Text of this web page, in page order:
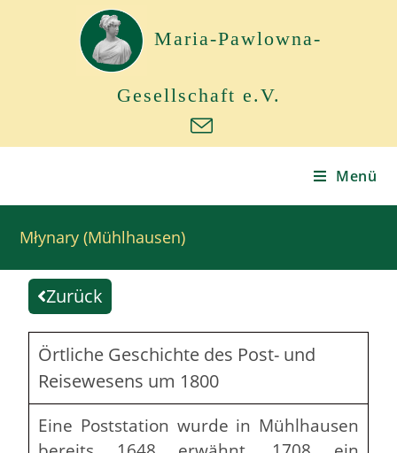
Maria-Pawlowna-
Gesellschaft e.V.
Menü
Młynary (Mühlhausen)
Zurück
Örtliche Geschichte des Post- und
Reisewesens um 1800
Eine Poststation wurde in Mühlhausen